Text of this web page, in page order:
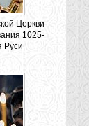
Церкви
1025-
Руси